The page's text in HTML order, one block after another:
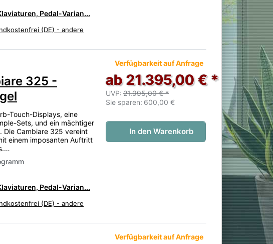
Pedal-Varian...
(DE) - andere
liegen noch keine Bewertungen vor.
325 -
Touch-Displays, eine
Sets, und ein mächtiger
Die Cambiare 325 vereint
einem imposanten Auftritt
Pedal-Varian...
(DE) - andere
Verfügbarkeit auf Anfrage
ab 21.395,00 € *
UVP: 21.995,00 € *
Sie sparen: 600,00 €
In den Warenkorb
liegen noch keine Bewertungen vor.Verfügbarkeit auf Anfrage